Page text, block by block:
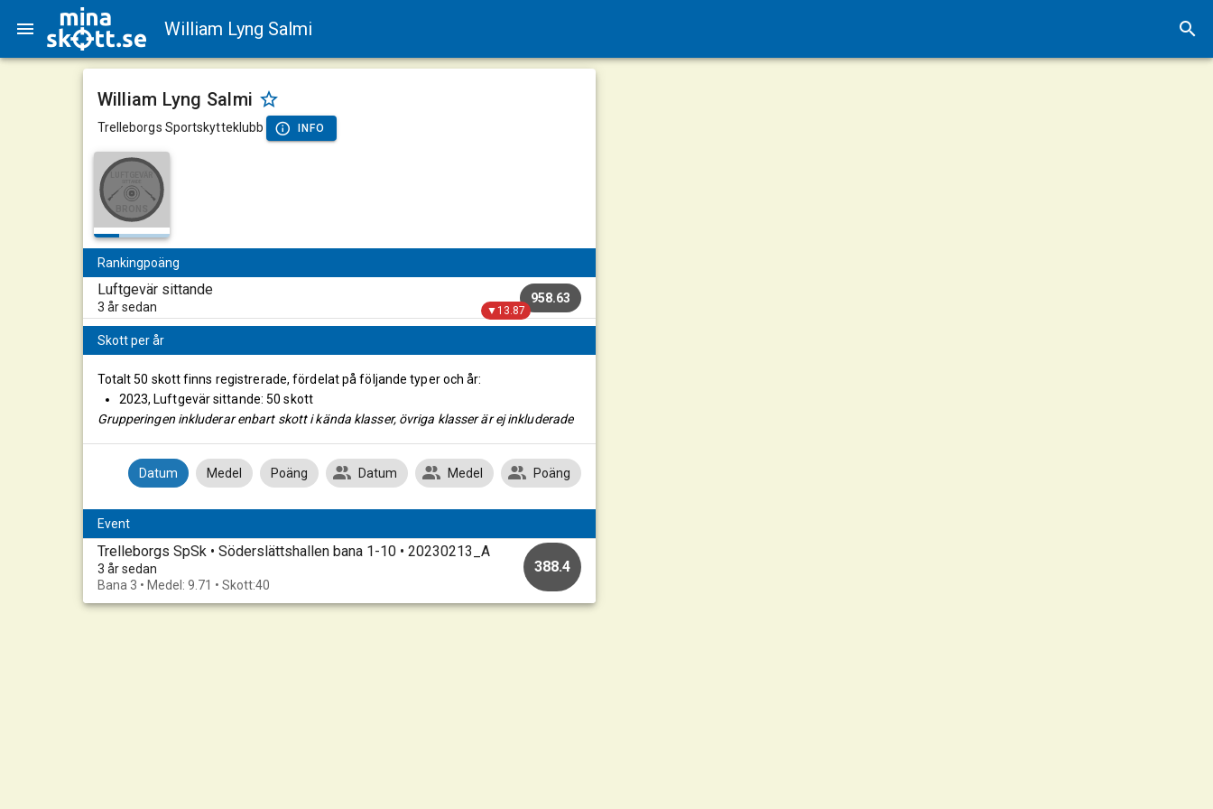
William Lyng Salmi
William Lyng Salmi
Trelleborgs Sportskytteklubb INFO
Rankingpoäng
Luftgevär sittande
3 år sedan
958.63
▼13.87
Skott per år
Totalt 50 skott finns registrerade, fördelat på följande typer och år:
2023, Luftgevär sittande: 50 skott
Grupperingen inkluderar enbart skott i kända klasser, övriga klasser är ej inkluderade
Datum Medel Poäng Datum Medel Poäng
Event
Trelleborgs SpSk • Söderslättshallen bana 1-10 • 20230213_A
3 år sedan
Bana 3 • Medel: 9.71 • Skott:40
388.4